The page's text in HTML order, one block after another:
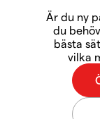
Är du ny
du
bästa
vilka